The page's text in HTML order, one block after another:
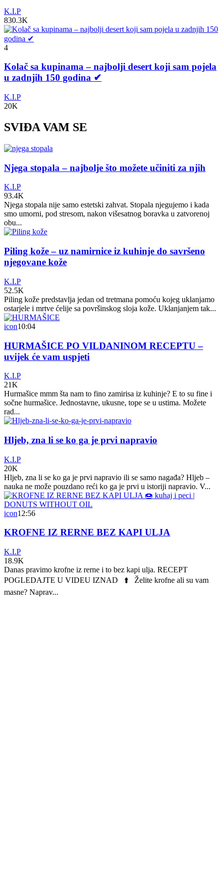
K.I.P
830.3K
4
Kolač sa kupinama – najbolji desert koji sam pojela
u zadnjih 150 godina ✔
K.I.P
20K
SVIĐA VAM SE
Njega stopala – najbolje što možete učiniti za njih
K.I.P
93.4K
Njega stopala nije samo estetski zahvat. Stopala njegujemo i kada
smo umorni, pod stresom, nakon višesatnog boravka u zatvorenoj
obu...
Piling kože – uz namirnice iz kuhinje do savršeno
njegovane kože
K.I.P
52.5K
Piling kože predstavlja jedan od tretmana pomoću kojeg uklanjamo
ostarjele i mrtve ćelije sa površinskog sloja kože. Uklanjanjem tak...
icon10:04
HURMAŠICE PO VILDANINOM RECEPTU –
uvijek će vam uspjeti
K.I.P
21K
Hurmašice mmm šta nam to fino zamirisa iz kuhinje? E to su fine i
sočne hurmašice. Jednostavne, ukusne, tope se u ustima. Možete
rad...
Hljeb, zna li se ko ga je prvi napravio
K.I.P
20K
Hljeb, zna li se ko ga je prvi napravio ili se samo nagađa? Hljeb –
nauka ne može pouzdano reći ko ga je prvi u istoriji napravio. V...
icon12:56
KROFNE IZ RERNE BEZ KAPI ULJA
K.I.P
18.9K
Danas pravimo krofne iz rerne i to bez kapi ulja. RECEPT
POGLEDAJTE U VIDEU IZNAD ⬆️ Želite krofne ali su vam
masne? Naprav...